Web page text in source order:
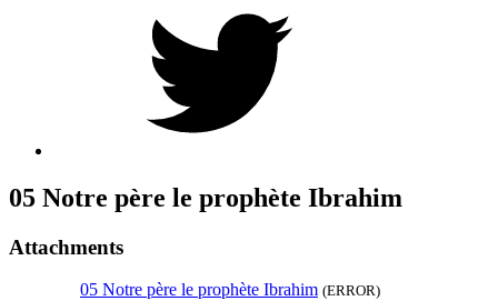
05 Notre père le prophète Ibrahim
Attachments
05 Notre père le prophète Ibrahim (ERROR)